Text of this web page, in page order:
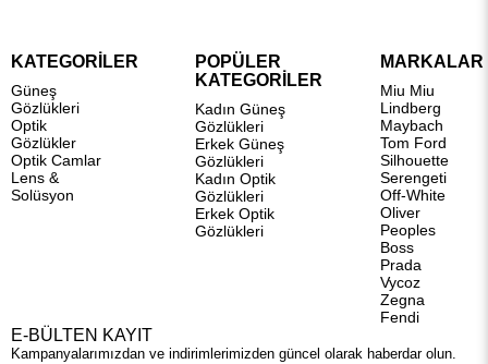
KATEGORİLER
Güneş
Gözlükleri
Optik
Gözlükler
Optik Camlar
Lens &
Solüsyon
POPÜLER
KATEGORİLER
Kadın Güneş
Gözlükleri
Erkek Güneş
Gözlükleri
Kadın Optik
Gözlükleri
Erkek Optik
Gözlükleri
MARKALAR
Miu Miu
Lindberg
Maybach
Tom Ford
Silhouette
Serengeti
Off-White
Oliver
Peoples
Boss
Prada
Vycoz
Zegna
Fendi
E-BÜLTEN KAYIT
Kampanyalarımızdan ve indirimlerimizden güncel olarak haberdar olun.